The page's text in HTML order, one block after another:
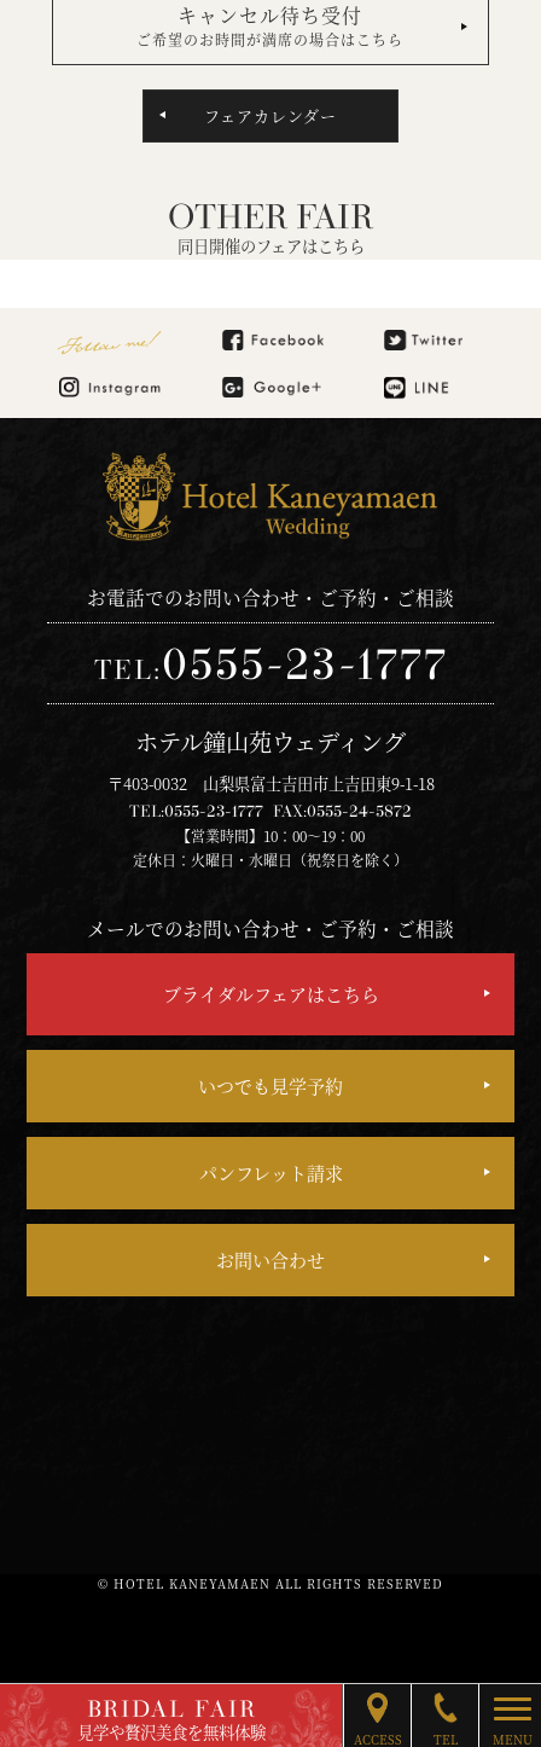
キャンセル待ち受付
ご希望のお時間が満席の場合はこちら
フェアカレンダー
OTHER FAIR
同日開催のフェアはこちら
Follow me!
お電話でのお問い合わせ・ご予約・ご相談
TEL:0555-23-1777
ホテル鐘山苑ウェディング
〒403-0032 山梨県富士吉田市上吉田東9-1-18
TEL:0555-23-1777 FAX:0555-24-5872
【営業時間】10：00～19：00
定休日：火曜日・水曜日（祝祭日を除く）
メールでのお問い合わせ・ご予約・ご相談
ブライダルフェアはこちら
いつでも見学予約
パンフレット請求
お問い合わせ
© HOTEL KANEYAMAEN ALL RIGHTS RESERVED
BRIDAL FAIR
見学や贅沢美食を無料体験 ACCESS TEL MENU